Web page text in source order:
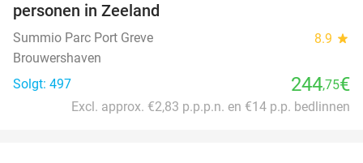
personen in Zeeland
Summio Parc Port Greve 8.9 star
Brouwershaven
Solgt: 497
244,75€
Excl. approx. €2,83 p.p.p.n. en €14 p.p. bedlinnen